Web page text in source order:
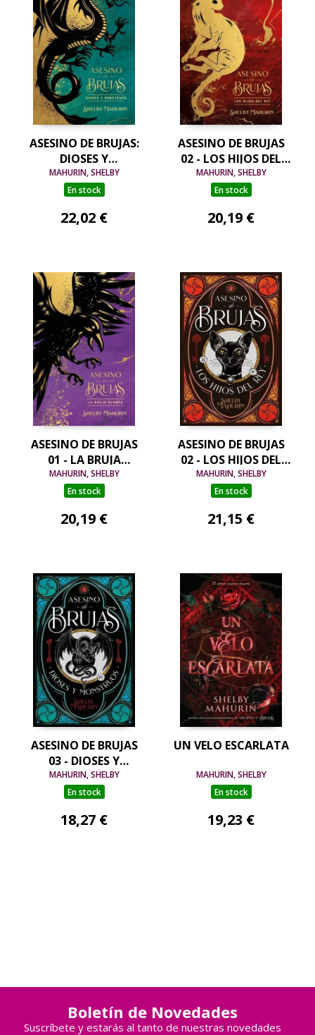
ASESINO DE BRUJAS:
DIOSES Y
MONSTRUOS -
EDICIÓN LIMITADA
MAHURIN, SHELBY
En stock
22,02 €
ASESINO DE BRUJAS
02 - LOS HIJOS DEL
REY (EDICIÓN
LIMITADA)
MAHURIN, SHELBY
En stock
20,19 €
ASESINO DE BRUJAS
01 - LA BRUJA
BLANCA. EDICIÓN
LIMITADA
MAHURIN, SHELBY
En stock
20,19 €
ASESINO DE BRUJAS
02 - LOS HIJOS DEL
REY
MAHURIN, SHELBY
En stock
21,15 €
ASESINO DE BRUJAS
03 - DIOSES Y
MONSTRUOS
MAHURIN, SHELBY
En stock
18,27 €
UN VELO ESCARLATA
MAHURIN, SHELBY
En stock
19,23 €
Boletín de Novedades
Suscríbete y estarás al tanto de nuestras novedades